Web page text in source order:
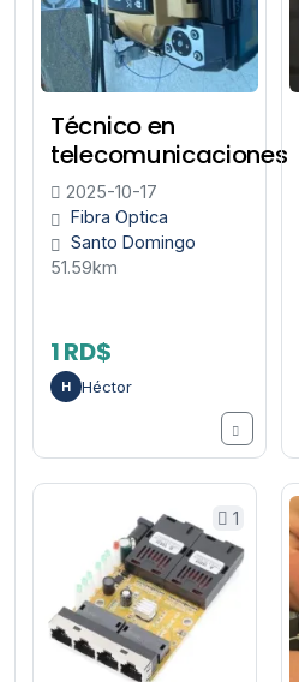
Técnico en
telecomunicaciones
2025-10-17
Fibra Optica
Santo Domingo
51.59km
1 RD$
H Héctor
1